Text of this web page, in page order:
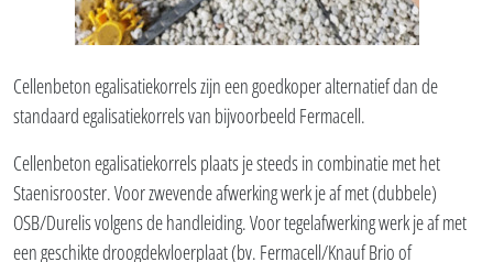
Cellenbeton egalisatiekorrels zijn een goedkoper alternatief dan de
standaard egalisatiekorrels van bijvoorbeeld Fermacell.
Cellenbeton egalisatiekorrels plaats je steeds in combinatie met het
Staenisrooster. Voor zwevende afwerking werk je af met (dubbele)
OSB/Durelis volgens de handleiding. Voor tegelafwerking werk je af met
een geschikte droogdekvloerplaat (bv. Fermacell/Knauf Brio of